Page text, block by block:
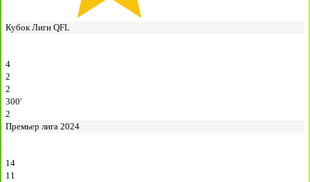
Кубок Лиги QFL
4
2
2
300′
2
Премьер лига 2024
14
11